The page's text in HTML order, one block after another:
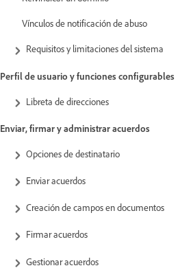
Vínculos de notificación de abuso
Requisitos y limitaciones del sistema
Perfil de usuario y funciones configurables
Libreta de direcciones
Enviar, firmar y administrar acuerdos
Opciones de destinatario
Enviar acuerdos
Creación de campos en documentos
Firmar acuerdos
Gestionar acuerdos